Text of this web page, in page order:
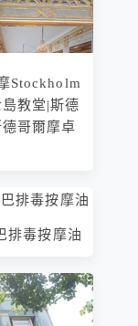
Stockholm
教堂|斯德
哥爾摩卓
排毒按摩油